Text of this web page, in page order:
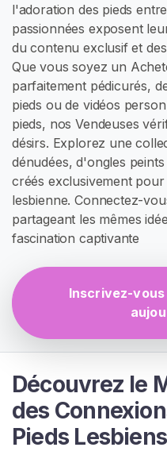
l'adoration des pieds
passionnées exposent
du contenu exclusif et
Que vous soyez un
parfaitement pédicurés,
pieds ou de vidéos
pieds, nos Vendeuses
désirs. Explorez une
dénudées, d'ongles
créés exclusivement
lesbienne. Connectez-
partageant les mêmes
fascination captivante
Inscrivez-vous
Découvrez le
des
Pieds Lesbiens
N
S
C
I
V
E
Z
-
V
O
U
S
G
R
U
I
T
E
M
E
T
>
A